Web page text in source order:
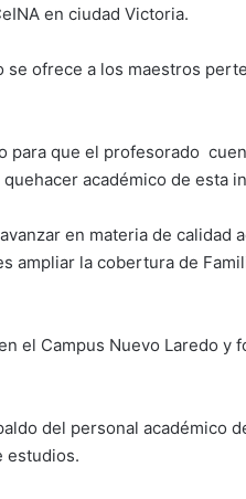
en ciudad Victoria.
se ofrece a los maestros
para que el profesorado
académico de esta
en materia de calidad
ampliar la cobertura de
el Campus Nuevo Laredo y
del personal académico
estudios.